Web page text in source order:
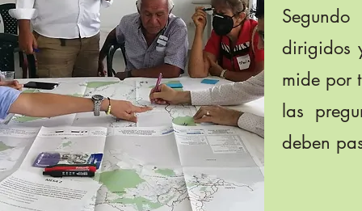
dirigidos
mide por
las
deben